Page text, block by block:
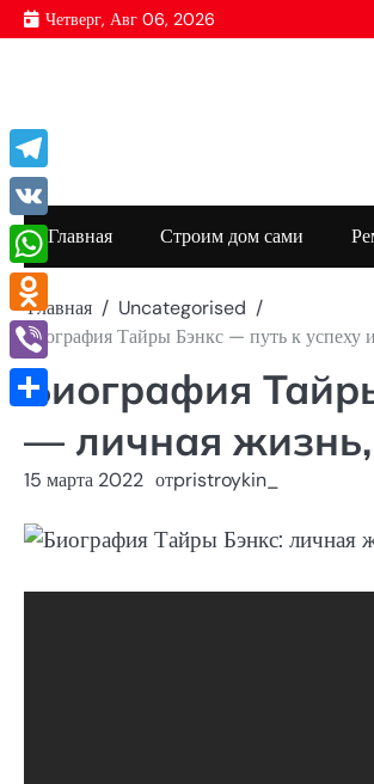
Перейти
к
Четверг, Авг 06, 2026
Главная Строим дом сами
Главная
Uncategorised
Биография Тайры Бэнкс — путь к успеху
Биография
— личная жизнь,
15 марта 2022 отpristroykin_
Telegram
VK
WhatsApp
Odnoklassniki
Viber